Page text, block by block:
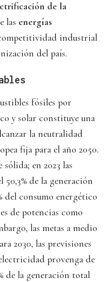
de la
las energías
industrial
del país.
fósiles por
y solar constituye una
la neutralidad
fija para el año 2050.
sólida; en 2023 las
de la generación
del consumo energético
de potencias como
las metas a medio
2030, las previsiones
provenga de
de la generación total